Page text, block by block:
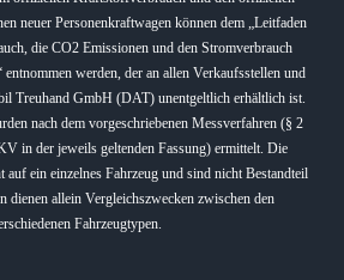
neuer Personenkraftwagen können dem „Leitfaden
die CO2 Emissionen und den Stromverbrauch
entnommen werden, der an allen Verkaufsstellen und
Treuhand GmbH (DAT) unentgeltlich erhältlich ist.
nach dem vorgeschriebenen Messverfahren (§ 2
in der jeweils geltenden Fassung) ermittelt. Die
auf ein einzelnes Fahrzeug und sind nicht Bestandteil
dienen allein Vergleichszwecken zwischen den
Fahrzeugtypen.